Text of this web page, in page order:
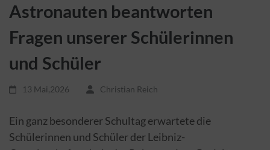
Astronauten beantworten
Fragen unserer Schülerinnen
und Schüler
13 Mai,2026 Christian Reich
Ein ganz besonderer Schultag erwartete die
Schülerinnen und Schüler der Leibniz-